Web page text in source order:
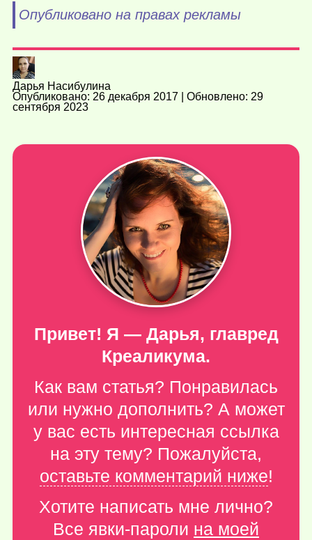
Опубликовано на правах рекламы
Дарья Насибулина
Опубликовано: 26 декабря 2017 | Обновлено: 29
сентября 2023
Привет! Я — Дарья, главред
Креаликума.
Как вам статья? Понравилась
или нужно дополнить? А может
у вас есть интересная ссылка
на эту тему? Пожалуйста,
оставьте комментарий ниже!
Хотите написать мне лично?
Все явки-пароли на моей